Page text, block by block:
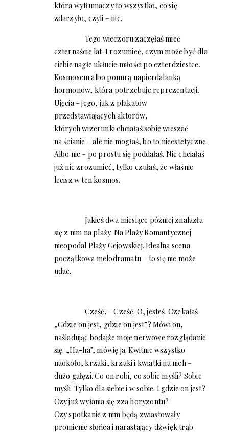
która wytłumaczy to wszystko, co się
zdarzyło, czyli – nic.
Tego wieczoru zaczęłaś mieć
czternaście lat. I rozumieć, czym może być dla
ciebie nagłe ukłucie miłości po czterdziestce.
Kosmosem albo ponurą napierdalanką
hormonów, która potrzebuje reprezentacji.
Ujęcia – jego, jak z plakatów
przedstawiających aktorów,
których wizerunki chciałaś sobie wieszać
na ścianie – ale nie mogłaś, bo to nieestetyczne.
Albo nie – po prostu się poddałaś. Nie chciałaś
już nic zrozumieć, tylko czułaś, że właśnie
lecisz w ten kosmos.
Jakieś dwa miesiące później znalazła
się z nim na plaży. Na Plaży Romantycznej
nieopodal Plaży Gejowskiej. Idealna scena
początkowa melodramatu – to się nie może
udać.
Cześć. – Cześć. O, jesteś. Czekałaś.
„Gdzie on jest, gdzie on jest”? Mówi on,
naśladując bodajże moje nerwowe rozglądanie
się. „Ha-ha”, mówię ja. Kwitnie wszystko
naokoło, krzaki, krzaki i kwiatki na nich –
dużo gałęzi. Co on robi, co sobie myśli? Sobie
myśli. Tylko dla siebie i w sobie. I gdzie on jest?
Czy już wyłania się zza horyzontu?
Czy spotkanie z nim będą zwiastowały
promienie słońca i narastający dźwięk trąb